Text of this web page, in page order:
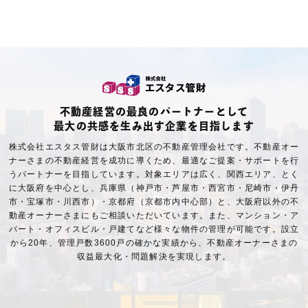
不動産経営の最良のパートナーとして
最大の共感を生み出す企業を目指します
株式会社エスタス管財は大阪市北区の不動産管理会社です。不動産オー
ナーさまの不動産経営を成功に導くため、最適なご提案・サポートを行
うパートナーを目指しています。対象エリアは広く、関西エリア、とく
に大阪府を中心とし、兵庫県（神戸市・芦屋市・西宮市・尼崎市・伊丹
市・宝塚市・川西市）・京都府（京都市内中心部）と、大阪府以外の不
動産オーナーさまにもご相談いただいています。また、マンション・ア
パート・オフィスビル・戸建てなど様々な物件の管理が可能です。設立
から20年、管理戸数3600戸の確かな実績から、不動産オーナーさまの
収益最大化・問題解決を実現します。